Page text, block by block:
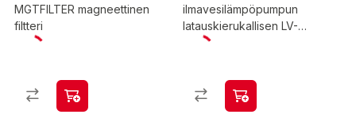
MGTFILTER magneettinen
filtteri
ilmavesilämpöpumpun
latauskierukallisen LV-
varaajan lämpötila-anturi ja